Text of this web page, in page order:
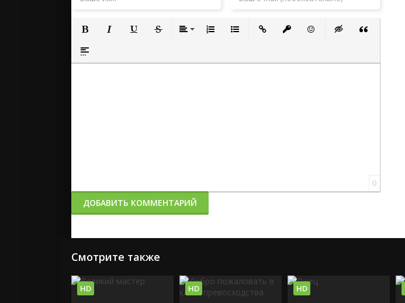
Полужирный
Вставка спойлера
0
ДОБАВИТЬ КОММЕНТАРИЙ
Смотрите также
HD HD HD